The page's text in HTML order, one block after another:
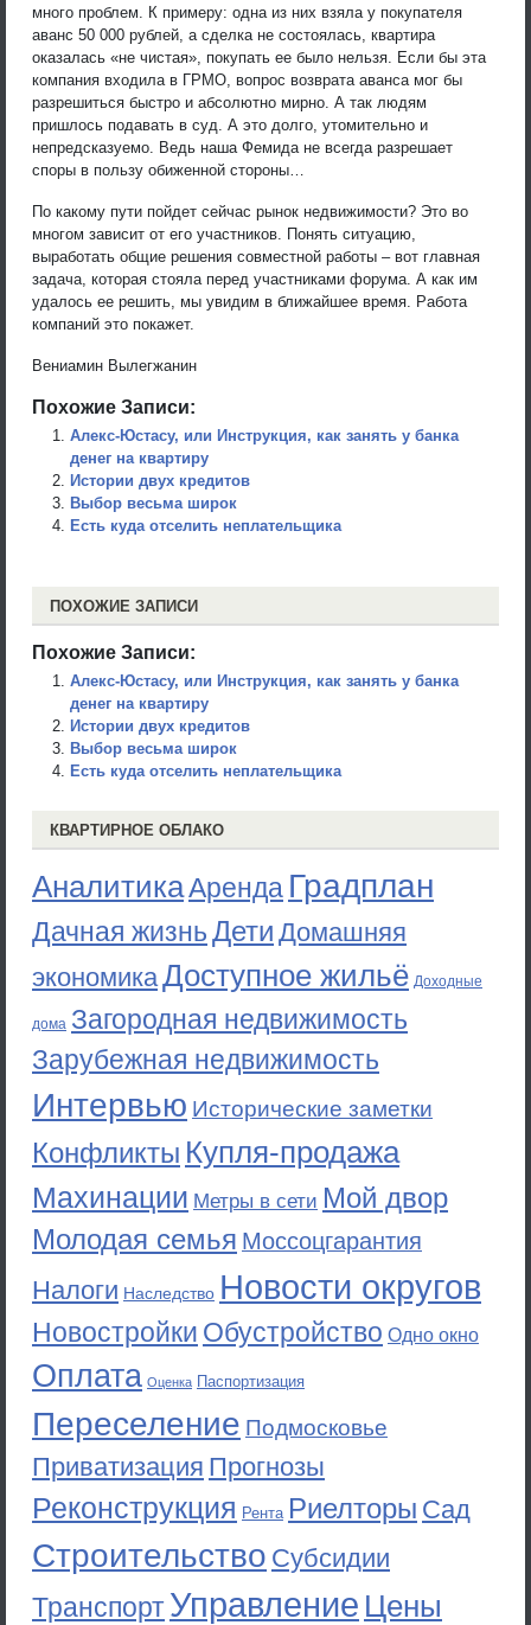
много проблем. К примеру: одна из них взяла у покупателя
аванс 50 000 рублей, а сделка не состоялась, квартира
оказалась «не чистая», покупать ее было нельзя. Если бы эта
компания входила в ГРМО, вопрос возврата аванса мог бы
разрешиться быстро и абсолютно мирно. А так людям
пришлось подавать в суд. А это долго, утомительно и
непредсказуемо. Ведь наша Фемида не всегда разрешает
споры в пользу обиженной стороны…
По какому пути пойдет сейчас рынок недвижимости? Это во
многом зависит от его участников. Понять ситуацию,
выработать общие решения совместной работы – вот главная
задача, которая стояла перед участниками форума. А как им
удалось ее решить, мы увидим в ближайшее время. Работа
компаний это покажет.
Вениамин Вылегжанин
Похожие Записи:
Алекс-Юстасу, или Инструкция, как занять у банка
денег на квартиру
Истории двух кредитов
Выбор весьма широк
Есть куда отселить неплательщика
ПОХОЖИЕ ЗАПИСИ
Похожие Записи:
Алекс-Юстасу, или Инструкция, как занять у банка
денег на квартиру
Истории двух кредитов
Выбор весьма широк
Есть куда отселить неплательщика
КВАРТИРНОЕ ОБЛАКО
АналитикаАренда Градплан
Дачная жизньДети Домашняя
экономикаДоступное жильё Доходные
дома Загородная недвижимость
Зарубежная недвижимость
Интервью Исторические заметки
Конфликты Купля-продажа
Махинации Метры в сети Мой двор
Молодая семья Моссоцгарантия
Налоги Наследство Новости округов
Новостройки Обустройство Одно окно
Оплата Оценка Паспортизация
Переселение Подмосковье
Приватизация Прогнозы
Реконструкция Рента Риелторы Сад
Строительство Субсидии
ТранспортУправление Цены